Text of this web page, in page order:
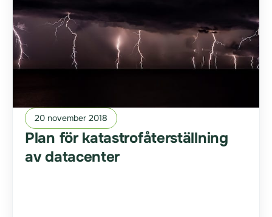
20 november 2018
Plan för katastrofåterställning
av datacenter